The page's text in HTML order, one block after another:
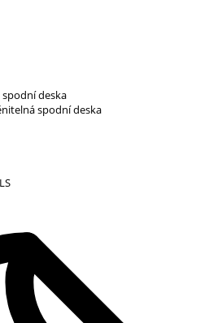
deska
spodní deska